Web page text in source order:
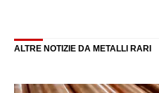
ALTRE NOTIZIE DA METALLI RARI